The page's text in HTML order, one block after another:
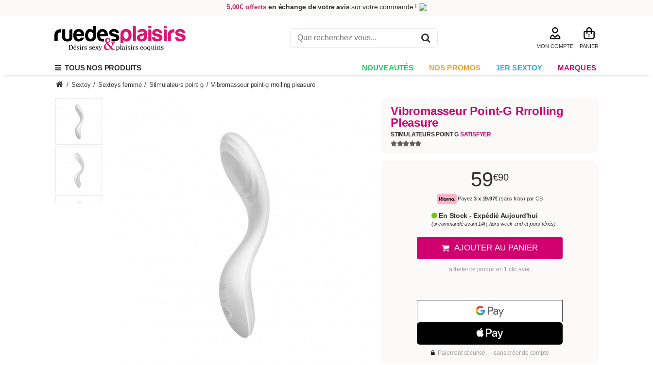
5,00€ offerts en échange de votre avis sur votre commande !
MON COMPTE
0
PANIER
TOUS NOS PRODUITS NOUVEAUTÉS NOS PROMOS 1ER SEXTOY MARQUES
/ Sextoy / Sextoys femme / Stimulateurs point g / Vibromasseur point-g rrrolling pleasure
Vibromasseur Point-G Rrrolling
Pleasure
STIMULATEURS POINT G SATISFYER
59€90
Payez3 x 19.97€(sans frais) par CB
En Stock - Expédié Aujourd'hui
(si commandé avant 14h, hors week-end et jours fériés)
AJOUTER AU PANIER
acheter ce produit en 1 clic avec
Paiement sécurisé — sans créer de compte